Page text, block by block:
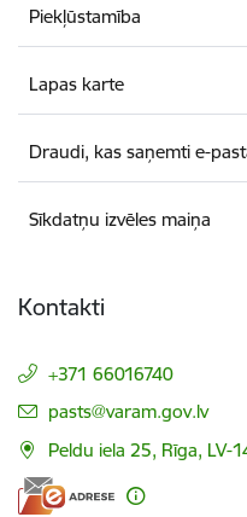
Piekļūstamība
Lapas karte
Draudi, kas saņemti e-
Sīkdatņu izvēles maiņa
Kontakti
+371 66016740
E-pasts:
pasts@varam.gov.lv
Peldu iela 25, Rīga, LV-